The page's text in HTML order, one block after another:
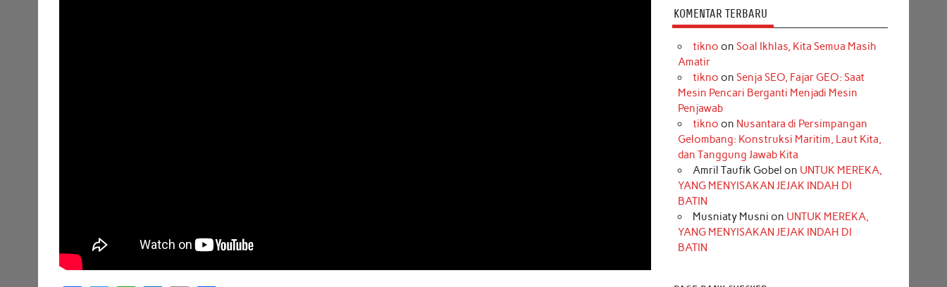
KOMENTAR TERBARU
tikno on Soal Ikhlas, Kita Semua Masih
Amatir
tikno on Senja SEO, Fajar GEO: Saat
Mesin Pencari Berganti Menjadi Mesin
Penjawab
tikno on Nusantara di Persimpangan
Gelombang: Konstruksi Maritim, Laut Kita,
dan Tanggung Jawab Kita
Amril Taufik Gobel on UNTUK MEREKA,
YANG MENYISAKAN JEJAK INDAH DI
BATIN
Musniaty Musni on UNTUK MEREKA,
YANG MENYISAKAN JEJAK INDAH DI
BATIN